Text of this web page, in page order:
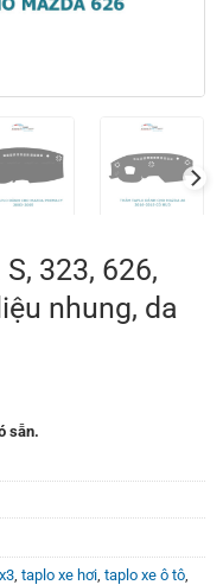
323, 626,
nhung, da
sẵn.
taplo xe hơi taplo xe ô tô